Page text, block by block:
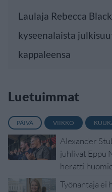
Laulaja Rebecca
kyseenalaista
kappaleensa
Luetuimmat
PÄIVÄ VIIKKO
Alexander
juhlivat Eppu
herätti
Työnantaja ei